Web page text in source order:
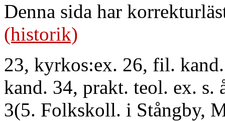
Denna sida har
(historik)
23, kyrkos:ex. 26, fil.
kand. 34, prakt. teol. ex. s.
3(5. Folkskoll. i Stångby,